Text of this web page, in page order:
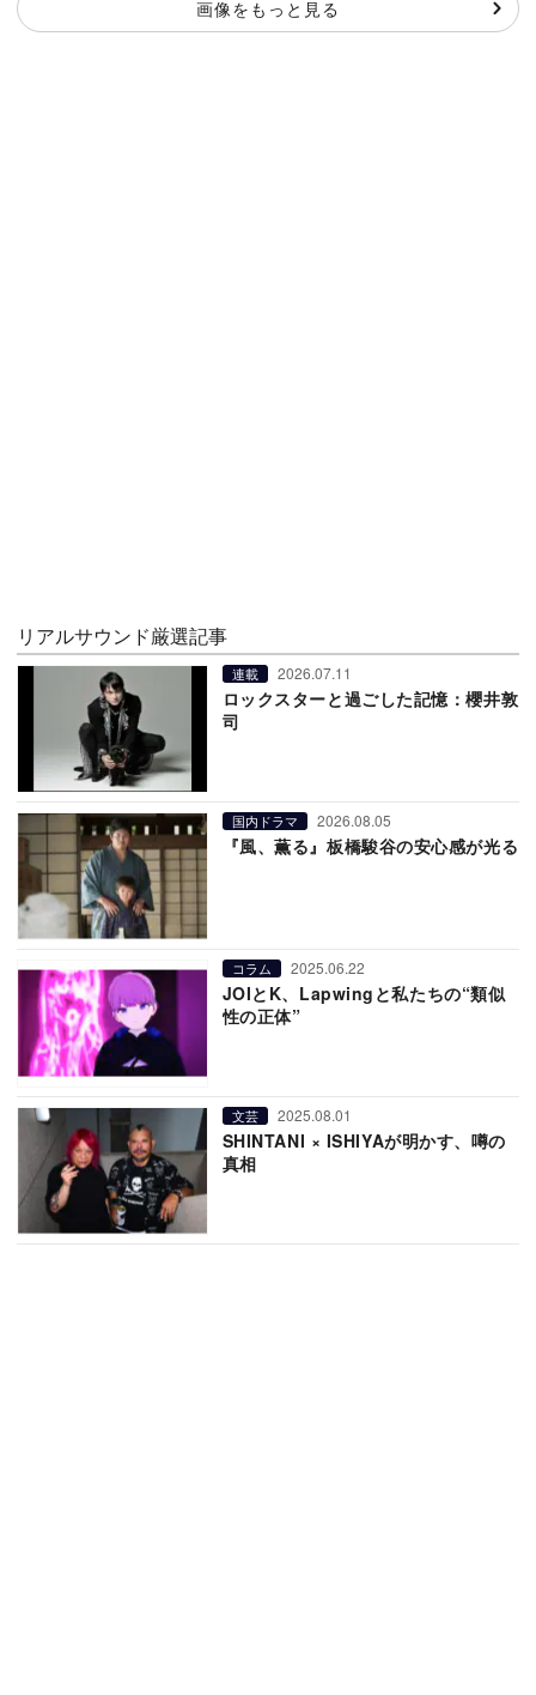
画像をもっと見る
リアルサウンド厳選記事
連載 2026.07.11
ロックスターと過ごした記憶：櫻井敦
司
国内ドラマ 2026.08.05
『風、薫る』板橋駿谷の安心感が光る
コラム 2025.06.22
JOIとK、Lapwingと私たちの“類似
性の正体”
文芸 2025.08.01
SHINTANI × ISHIYAが明かす、噂の
真相